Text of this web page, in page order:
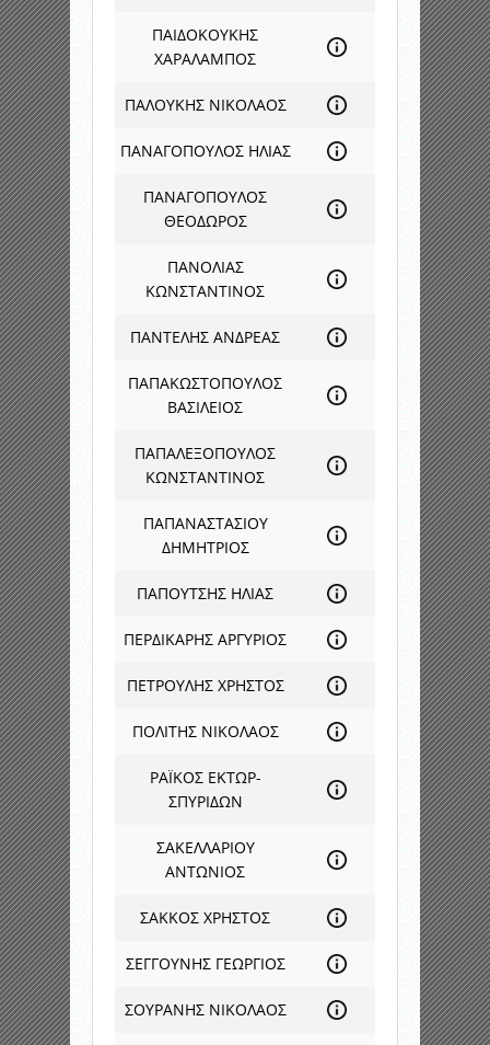
ΠΑΙΔΟΚΟΥΚΗΣ
ΧΑΡΑΛΑΜΠΟΣ
ΠΑΛΟΥΚΗΣ ΝΙΚΟΛΑΟΣ
ΠΑΝΑΓΟΠΟΥΛΟΣ ΗΛΙΑΣ
ΠΑΝΑΓΟΠΟΥΛΟΣ
ΘΕΟΔΩΡΟΣ
ΠΑΝΟΛΙΑΣ
ΚΩΝΣΤΑΝΤΙΝΟΣ
ΠΑΝΤΕΛΗΣ ΑΝΔΡΕΑΣ
ΠΑΠΑΚΩΣΤΟΠΟΥΛΟΣ
ΒΑΣΙΛΕΙΟΣ
ΠΑΠΑΛΕΞΟΠΟΥΛΟΣ
ΚΩΝΣΤΑΝΤΙΝΟΣ
ΠΑΠΑΝΑΣΤΑΣΙΟΥ
ΔΗΜΗΤΡΙΟΣ
ΠΑΠΟΥΤΣΗΣ ΗΛΙΑΣ
ΠΕΡΔΙΚΑΡΗΣ ΑΡΓΥΡΙΟΣ
ΠΕΤΡΟΥΛΗΣ ΧΡΗΣΤΟΣ
ΠΟΛΙΤΗΣ ΝΙΚΟΛΑΟΣ
ΡΑΪΚΟΣ ΕΚΤΩΡ-
ΣΠΥΡΙΔΩΝ
ΣΑΚΕΛΛΑΡΙΟΥ
ΑΝΤΩΝΙΟΣ
ΣΑΚΚΟΣ ΧΡΗΣΤΟΣ
ΣΕΓΓΟΥΝΗΣ ΓΕΩΡΓΙΟΣ
ΣΟΥΡΑΝΗΣ ΝΙΚΟΛΑΟΣ